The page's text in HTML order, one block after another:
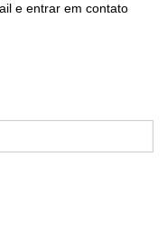
e entrar em contato